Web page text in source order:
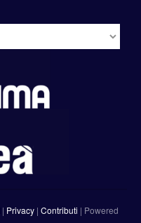
| Privacy | Contributi | Powered